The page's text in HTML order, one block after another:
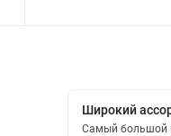
Широкий
Самый большой